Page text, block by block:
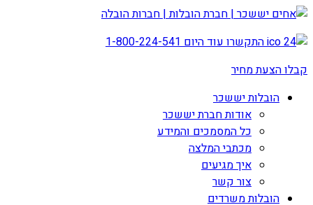
התקשרו עוד היום1-800-224-541
קבלו הצעת מחיר
הובלות יששכר
אודות חברת יששכר
כל המסמכים והמידע
מכתבי המלצה
איך מגיעים
צור קשר
הובלות משרדים